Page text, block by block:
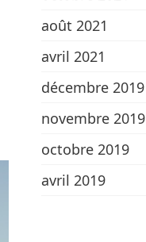
août 2021
avril 2021
décembre 2019
novembre 2019
octobre 2019
avril 2019